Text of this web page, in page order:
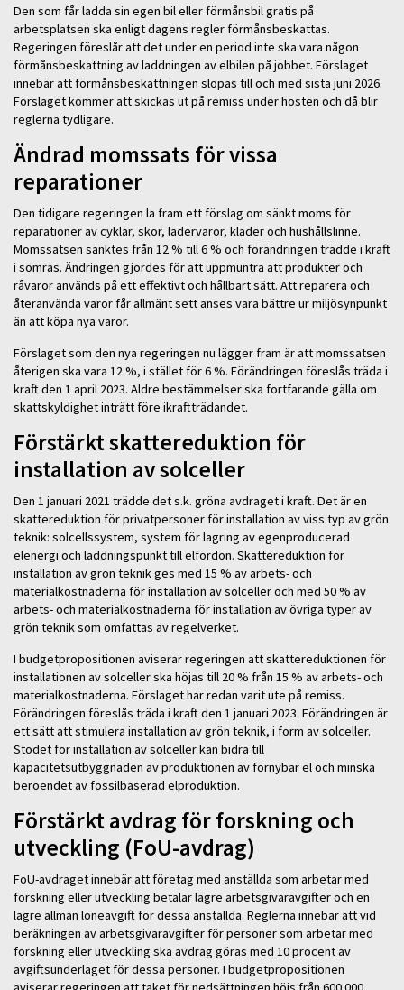
Den som får ladda sin egen bil eller förmånsbil gratis på
arbetsplatsen ska enligt dagens regler förmånsbeskattas.
Regeringen föreslår att det under en period inte ska vara någon
förmånsbeskattning av laddningen av elbilen på jobbet. Förslaget
innebär att förmånsbeskattningen slopas till och med sista juni 2026.
Förslaget kommer att skickas ut på remiss under hösten och då blir
reglerna tydligare.
Ändrad momssats för vissa
reparationer
Den tidigare regeringen la fram ett förslag om sänkt moms för
reparationer av cyklar, skor, lädervaror, kläder och hushållslinne.
Momssatsen sänktes från 12 % till 6 % och förändringen trädde i kraft
i somras. Ändringen gjordes för att uppmuntra att produkter och
råvaror används på ett effektivt och hållbart sätt. Att reparera och
återanvända varor får allmänt sett anses vara bättre ur miljösynpunkt
än att köpa nya varor.
Förslaget som den nya regeringen nu lägger fram är att momssatsen
återigen ska vara 12 %, i stället för 6 %. Förändringen föreslås träda i
kraft den 1 april 2023. Äldre bestämmelser ska fortfarande gälla om
skattskyldighet inträtt före ikraftträdandet.
Förstärkt skattereduktion för
installation av solceller
Den 1 januari 2021 trädde det s.k. gröna avdraget i kraft. Det är en
skattereduktion för privatpersoner för installation av viss typ av grön
teknik: solcellssystem, system för lagring av egenproducerad
elenergi och laddningspunkt till elfordon. Skattereduktion för
installation av grön teknik ges med 15 % av arbets- och
materialkostnaderna för installation av solceller och med 50 % av
arbets- och materialkostnaderna för installation av övriga typer av
grön teknik som omfattas av regelverket.
I budgetpropositionen aviserar regeringen att skattereduktionen för
installationen av solceller ska höjas till 20 % från 15 % av arbets- och
materialkostnaderna. Förslaget har redan varit ute på remiss.
Förändringen föreslås träda i kraft den 1 januari 2023. Förändringen är
ett sätt att stimulera installation av grön teknik, i form av solceller.
Stödet för installation av solceller kan bidra till
kapacitetsutbyggnaden av produktionen av förnybar el och minska
beroendet av fossilbaserad elproduktion.
Förstärkt avdrag för forskning och
utveckling (FoU-avdrag)
FoU-avdraget innebär att företag med anställda som arbetar med
forskning eller utveckling betalar lägre arbetsgivaravgifter och en
lägre allmän löneavgift för dessa anställda. Reglerna innebär att vid
beräkningen av arbetsgivaravgifter för personer som arbetar med
forskning eller utveckling ska avdrag göras med 10 procent av
avgiftsunderlaget för dessa personer. I budgetpropositionen